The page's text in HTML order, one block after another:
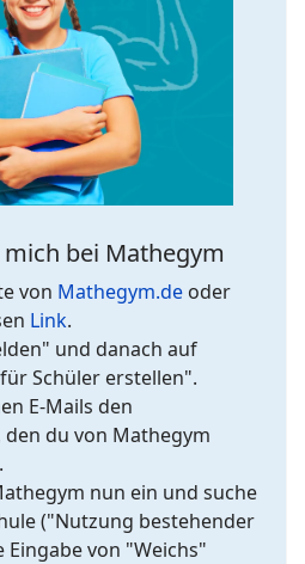
bei Mathegym
von Mathegym.de oder
Link.
und danach auf
Schüler erstellen".
E-Mails den
du von Mathegym
nun ein und suche
("Nutzung bestehender
Eingabe von "Weichs"